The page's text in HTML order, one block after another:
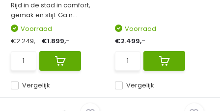
Rijd in de stad in comfort,
gemak en stijl. Ga n...
Vergelijk
Voorraad
€2.249,- €1.899,-
Vergelijk
Voorraad
€2.499,-